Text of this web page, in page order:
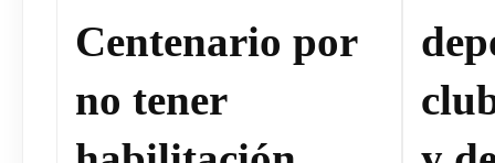
Centenario por
no tener